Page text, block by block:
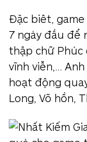
Đặc biêt,
7 ngày đầu để
thập chữ Phúc
vĩnh viễn,…
hoạt động
Long, Võ hồn,